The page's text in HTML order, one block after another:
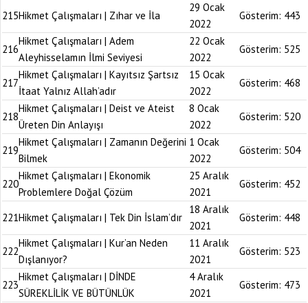
215Hikmet Çalışmaları | Zıhar ve İla
29 Ocak
2022
Gösterim: 443
216
Hikmet Çalışmaları | Adem
Aleyhisselamın İlmi Seviyesi
22 Ocak
2022
Gösterim: 525
217
Hikmet Çalışmaları | Kayıtsız Şartsız
İtaat Yalnız Allah’adır
15 Ocak
2022
Gösterim: 468
218
Hikmet Çalışmaları | Deist ve Ateist
Üreten Din Anlayışı
8 Ocak
2022
Gösterim: 520
219
Hikmet Çalışmaları | Zamanın Değerini
Bilmek
1 Ocak
2022
Gösterim: 504
220
Hikmet Çalışmaları | Ekonomik
Problemlere Doğal Çözüm
25 Aralık
2021
Gösterim: 452
221Hikmet Çalışmaları | Tek Din İslam’dır
18 Aralık
2021
Gösterim: 448
222
Hikmet Çalışmaları | Kur’an Neden
Dışlanıyor?
11 Aralık
2021
Gösterim: 523
223
Hikmet Çalışmaları | DİNDE
SÜREKLİLİK VE BÜTÜNLÜK
4 Aralık
2021
Gösterim: 473